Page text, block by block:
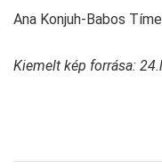
Ana Konjuh-Babos
Kiemelt kép forrása: